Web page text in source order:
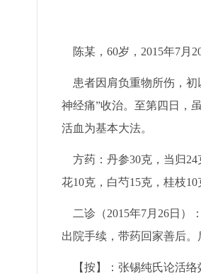
陈某，60岁，2015年7月
患者因肩负重物所伤，初
神经痛”收治。至第四日，
活血为基本大法。
方药：丹参30克，当归24
花10克，白芍15克，桂枝
二诊（2015年7月26日）
出院手续，带药回家善后
【按】：张锡纯氏论活络